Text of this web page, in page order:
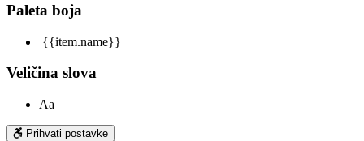
Paleta boja
{{item.name}}
Veličina slova
Aa
Prihvati postavke